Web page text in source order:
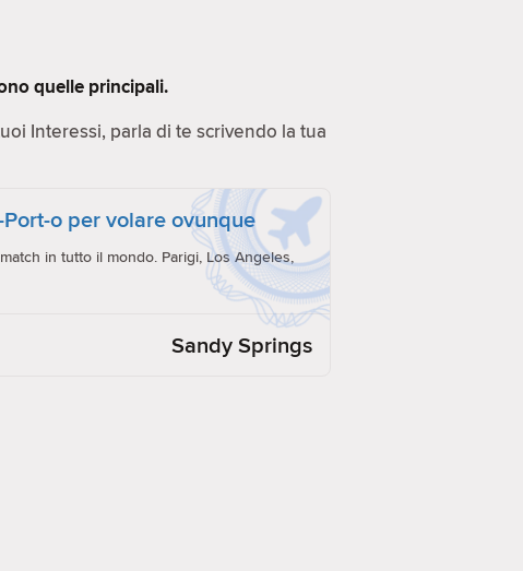
quelle principali.
Interessi, parla di te scrivendo la tua
Port-o per volare ovunque
in tutto il mondo. Parigi, Los Angeles,
Sandy Springs